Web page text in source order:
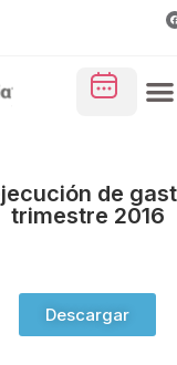
de
trimestre 2016
Descargar